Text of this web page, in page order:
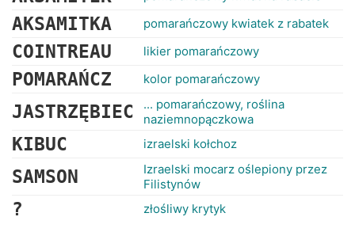
AKSAMITKA pomarańczowy kwiatek z rabatek
COINTREAU likier pomarańczowy
POMARAŃCZ kolor pomarańczowy
JASTRZĘBIEC
... pomarańczowy, roślina
naziemnopączkowa
KIBUC izraelski kołchoz
SAMSON
Izraelski mocarz oślepiony przez
Filistynów
? złośliwy krytyk